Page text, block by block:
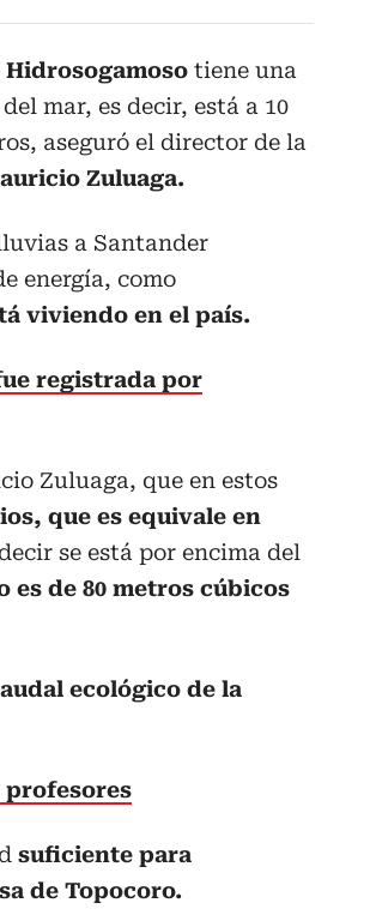
Hidrosogamoso tiene una
mar, es decir, está a 10
aseguró el director de la
Zuluaga.
a Santander
energía, como
viviendo en el país.
registrada por
Zuluaga, que en estos
que es equivale en
se está por encima del
de 80 metros cúbicos
ecológico de la
profesores
suficiente para
de Topocoro.